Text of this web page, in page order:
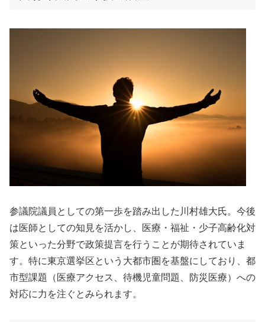
参議院議員としての第一歩を踏み出した川村雄大氏。今後
は医師としての知見を活かし、医療・福祉・少子高齢化対
策といった分野で政策提言を行うことが期待されていま
す。特に東京選挙区という大都市圏を基盤にしており、都
市型課題（医療アクセス、待機児童問題、防災医療）への
対応に力を注ぐとみられます。